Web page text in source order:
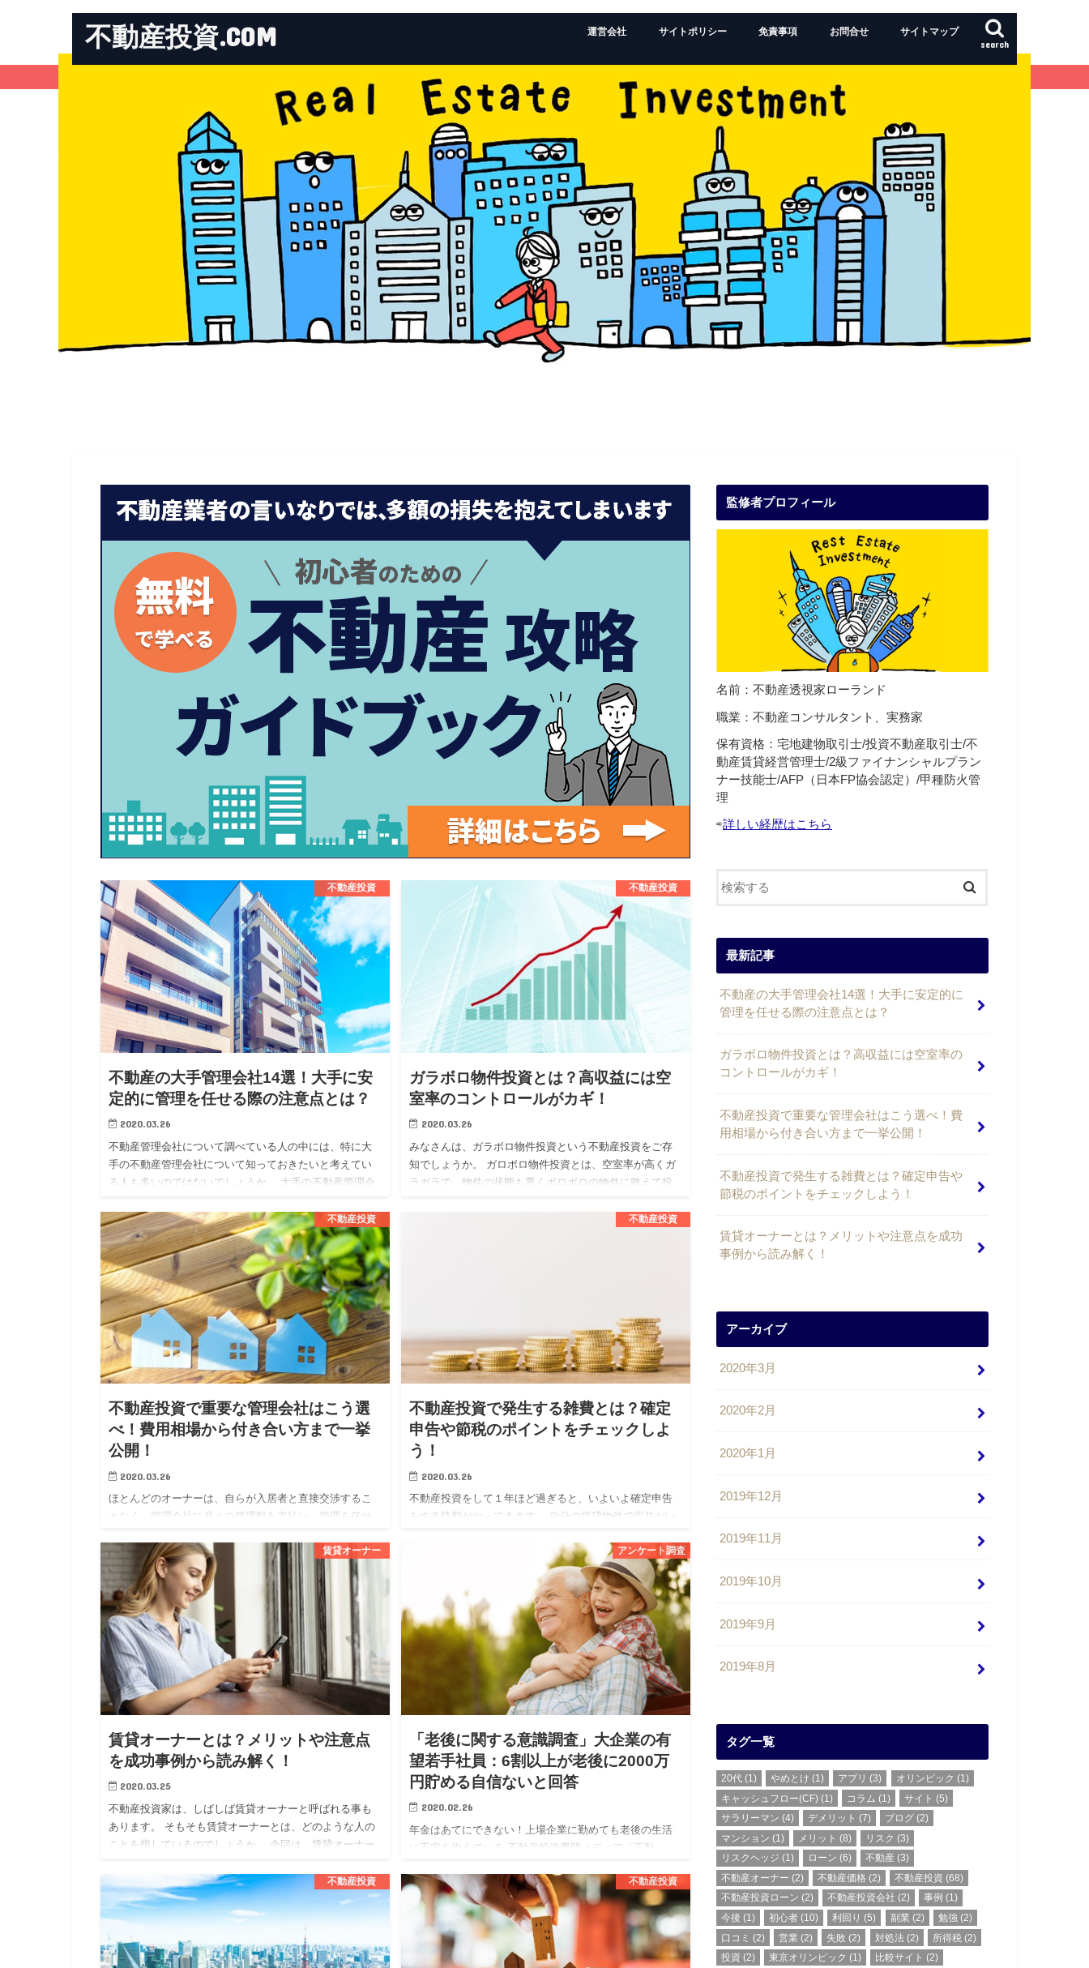
不動産投資.COM search
運営会社 サイトポリシー 免責事項 お問合せ サイトマップ
不動産投資
不動産の大手管理会社14選！大手に安
定的に管理を任せる際の注意点とは？
2020.03.26
不動産管理会社について調べている人の中には、特に大
手の不動産管理会社について知っておきたいと考えてい
る人も多いのではないでしょうか。 大手の不動産管理会
ービスを期待する事…
不動産投資
ガラボロ物件投資とは？高収益には空
室率のコントロールがカギ！
2020.03.26
みなさんは、ガラボロ物件投資という不動産投資をご存
知でしょうか。 ガロボロ物件投資とは、空室率が高くガ
ラガラで、物件の状態も悪くボロボロの物件に敢えて投
不動産投資
不動産投資で重要な管理会社はこう選
べ！費用相場から付き合い方まで一挙
公開！
2020.03.26
ほとんどのオーナーは、自らが入居者と直接交渉するこ
となく、管理会社に月々の管理料を支払い、管理を任せ
とで専門家に任せられる安心感が得られ、賃貸経営にか
かる勉強や労力を軽…
不動産投資
不動産投資で発生する雑費とは？確定
申告や節税のポイントをチェックしよ
う！
2020.03.26
不動産投資をして１年ほど過ぎると、いよいよ確定申告
をする時期がやってきます。 自分の賃貸物件で収益がい
か、初めての場合は特に分からないこともあるかと思い
賃貸オーナー
賃貸オーナーとは？メリットや注意点
を成功事例から読み解く！
2020.03.25
不動産投資家は、しばしば賃貸オーナーと呼ばれる事も
あります。 そもそも賃貸オーナーとは、どのような人の
ことを指しているのでしょうか。 今回は、賃貸オーナー
ます。 賃貸オー…
アンケート調査
「老後に関する意識調査」大企業の有
望若手社員：6割以上が老後に2000万
円貯める自信ないと回答
2020.02.26
年金はあてにできない！上場企業に勤めても老後の生活
に不安を抱えている 不動産投資専門メディア「不動
藤 剛、本社：東京都渋谷区）は、上場企業勤続3年目以
上の20代男…
不動産投資 不動産投資
監修者プロフィール
名前：不動産透視家ローランド
職業：不動産コンサルタント、実務家
保有資格：宅地建物取引士/投資不動産取引士/不
動産賃貸経営管理士/2級ファイナンシャルプラン
ナー技能士/AFP（日本FP協会認定）/甲種防火管
理
⇨詳しい経歴はこちら
最新記事
不動産の大手管理会社14選！大手に安定的に
管理を任せる際の注意点とは？
ガラボロ物件投資とは？高収益には空室率の
コントロールがカギ！
不動産投資で重要な管理会社はこう選べ！費
用相場から付き合い方まで一挙公開！
不動産投資で発生する雑費とは？確定申告や
節税のポイントをチェックしよう！
賃貸オーナーとは？メリットや注意点を成功
事例から読み解く！
アーカイブ
2020年3月
2020年2月
2020年1月
2019年12月
2019年11月
2019年10月
2019年9月
2019年8月
タグ一覧
20代 (1) やめとけ (1) アプリ (3) オリンピック (1)
キャッシュフロー(CF) (1) コラム (1) サイト (5)
サラリーマン (4) デメリット (7) ブログ (2)
マンション (1) メリット (8) リスク (3)
リスクヘッジ (1) ローン (6) 不動産 (3)
不動産オーナー (2) 不動産価格 (2) 不動産投資 (68)
不動産投資ローン (2) 不動産投資会社 (2) 事例 (1)
今後 (1) 初心者 (10) 利回り (5) 副業 (2) 勉強 (2)
口コミ (2) 営業 (2) 失敗 (2) 対処法 (2) 所得税 (2)
投資 (2) 東京オリンピック (1) 比較サイト (2)